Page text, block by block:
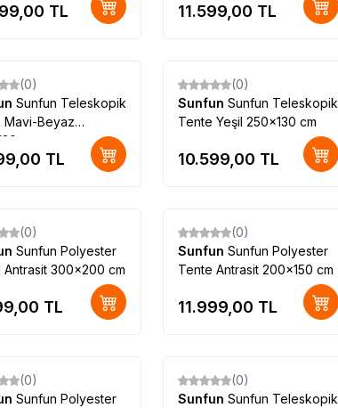
TL 11.599,00 TL
(0)
Sunfun Teleskopik
Mavi-Beyaz
cm
TL
(0)
Sunfun Sunfun Teleskopik
Tente Yeşil 250x130 cm
10.599,00 TL
(0)
Sunfun Polyester
Antrasit 300x200 cm
TL
(0)
Sunfun Sunfun Polyester
Tente Antrasit 200x150 cm
11.999,00 TL
(0)
Sunfun Polyester
(0)
Sunfun Sunfun Teleskopik